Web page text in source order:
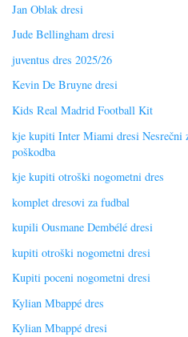
Jan Oblak dresi
Jude Bellingham dresi
juventus dres 2025/26
Kevin De Bruyne dresi
Kids Real Madrid Football Kit
kje kupiti Inter Miami dresi Nesrečni
poškodba
kje kupiti otroški nogometni dres
komplet dresovi za fudbal
kupili Ousmane Dembélé dresi
kupiti otroški nogometni dresi
Kupiti poceni nogometni dresi
Kylian Mbappé dres
Kylian Mbappé dresi